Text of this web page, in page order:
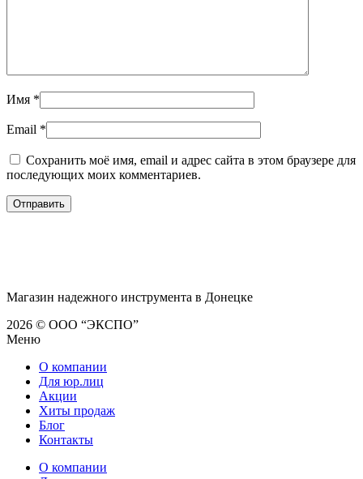
Имя *
Email *
Сохранить моё имя, email и адрес сайта в этом браузере для
последующих моих комментариев.
Магазин надежного инструмента в Донецке
2026 © ООО “ЭКСПО”
Меню
О компании
Для юр.лиц
Акции
Хиты продаж
Блог
Контакты
О компании